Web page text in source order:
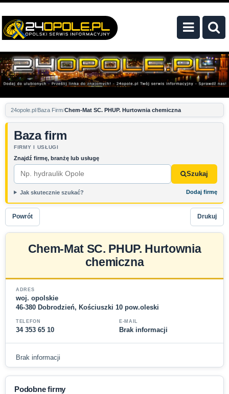
24opole.pl Baza Firm Chem-Mat SC. PHUP. Hurtownia chemiczna
Baza firm
FIRMY I USŁUGI
Znajdź firmę, branżę lub usługę
Szukaj
Jak skutecznie szukać? Dodaj firmę
Powrót Drukuj
Chem-Mat SC. PHUP. Hurtownia
chemiczna
ADRES
woj. opolskie
46-380 Dobrodzień, Kościuszki 10 pow.oleski
TELEFON
34 353 65 10
E-MAIL
Brak informacji
Brak informacji
Podobne firmy